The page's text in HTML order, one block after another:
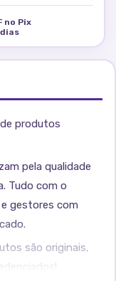
no Pix
produtos
pela qualidade
Tudo com o
gestores com
são originais,